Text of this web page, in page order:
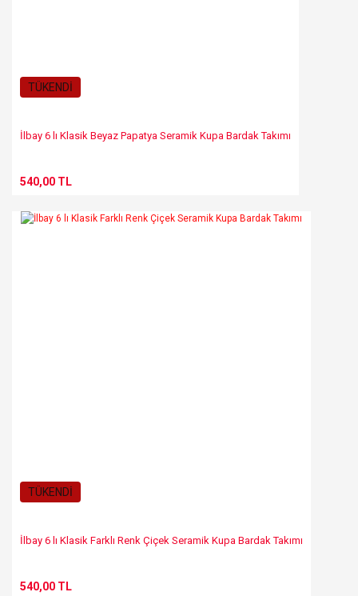
TÜKENDİ
İlbay 6 lı Klasik Beyaz Papatya Seramik Kupa Bardak Takımı
540,00 TL
TÜKENDİ
İlbay 6 lı Klasik Farklı Renk Çiçek Seramik Kupa Bardak Takımı
540,00 TL